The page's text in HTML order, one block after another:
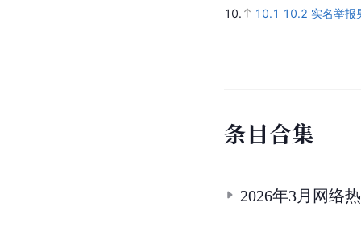
10.
10.1 10.2 实名举报
条目合集
2026年3月网络